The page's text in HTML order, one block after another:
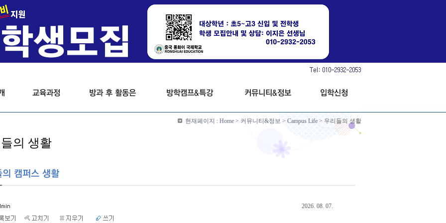
현재페이지 : Home > 커뮤니티&정보 > Campus Life > 우리들의 생활
의 생활
2026. 08. 07.